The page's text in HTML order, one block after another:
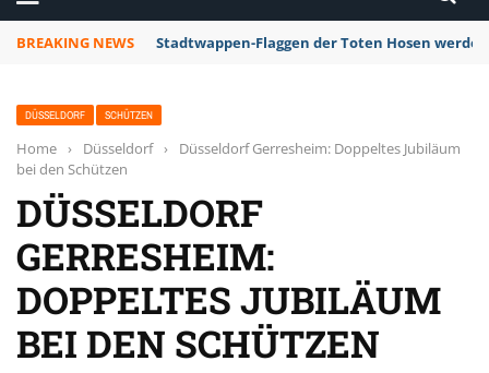
BREAKING NEWS Stadtwappen-Flaggen der Toten Hosen
DÜSSELDORF SCHÜTZEN
Home › Düsseldorf ›
Düsseldorf Gerresheim: Doppeltes Jubiläum
bei den Schützen
DÜSSELDORF
GERRESHEIM:
DOPPELTES JUBILÄUM
BEI DEN SCHÜTZEN